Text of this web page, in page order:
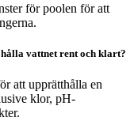
för poolen för att
vattnet rent och klart?
att upprätthålla en
klor, pH-